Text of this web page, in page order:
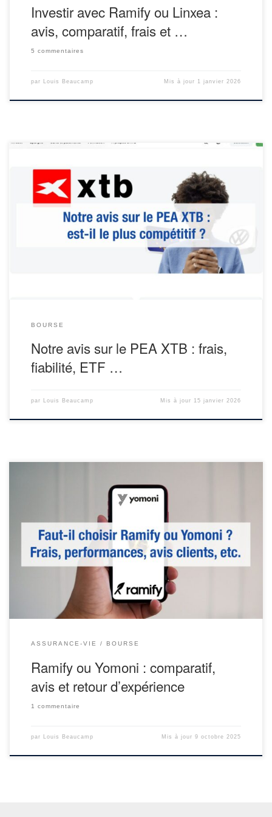
Investir avec Ramify ou Linxea :
avis, comparatif, frais et …
5 commentaires
par Louis Beaucamp Mis à jour 1 janvier 2026
Le PEA XTB fait beaucoup parler de lui avec son offre sans frais.
Mais on le sait, rien n’est jamais vraiment gratuit… Alors,
comment XTB se rémunère-t-il ? Quel est notre avis sur le PEA
XTB est un courtier polonais coté en Bourse (WSE:XTB),
BOURSE
Notre avis sur le PEA XTB : frais,
fiabilité, ETF …
par Louis Beaucamp Mis à jour 15 janvier 2026
Ramify vs Yomoni : quel gestionnaire faut-il choisir pour déléguer
une partie de son épargne ? À notre avis, les meilleures gestions
pilotées s’appuient sur deux fondations clés :
C’est exactement
l’orientation de Ramify et Yomoni : deux courtiers d’épargne
nouvelle génération qui modernisent la délégation de portefeuille.
ASSURANCE-VIE BOURSE
Ramify ou Yomoni : comparatif,
avis et retour d’expérience
1 commentaire
par Louis Beaucamp Mis à jour9 octobre 2025